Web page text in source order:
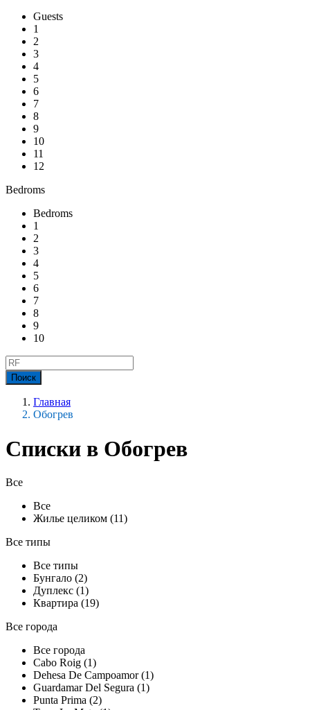
Guests
1
2
3
4
5
6
7
8
9
10
11
12
Bedroms
Bedroms
1
2
3
4
5
6
7
8
9
10
Главная
Обогрев
Списки в Обогрев
Все
Все
Жилье целиком (11)
Все типы
Все типы
Бунгало (2)
Дуплекс (1)
Квартира (19)
Все города
Все города
Cabo Roig (1)
Dehesa De Campoamor (1)
Guardamar Del Segura (1)
Punta Prima (2)